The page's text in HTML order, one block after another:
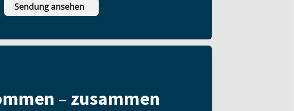
Sendung ansehen
– zusammen